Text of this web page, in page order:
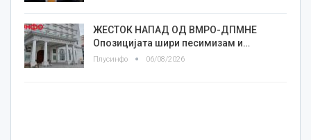
ЖЕСТОК НАПАД ОД ВМРО-ДПМНЕ
Опозицијата шири песимизам и…
Плусинфо 06/08/2026